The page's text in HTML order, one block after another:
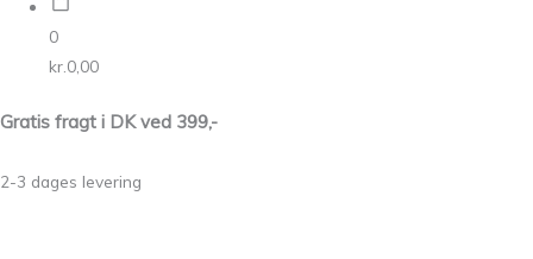
0
kr. 0,00
Gratis fragt i DK ved 399,-
2-3 dages levering